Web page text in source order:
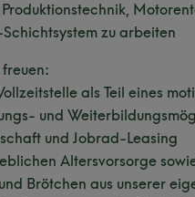
zu arbeiten
als Teil eines
und
und Jobrad-Leasing
Altersvorsorge
Brötchen aus unserer